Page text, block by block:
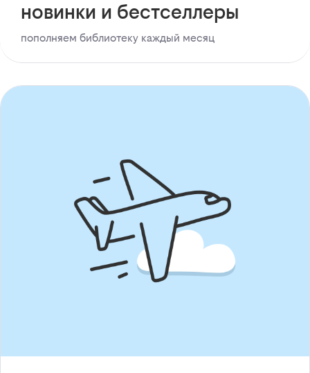
новинки и бестселлеры
пополняем библиотеку каждый месяц